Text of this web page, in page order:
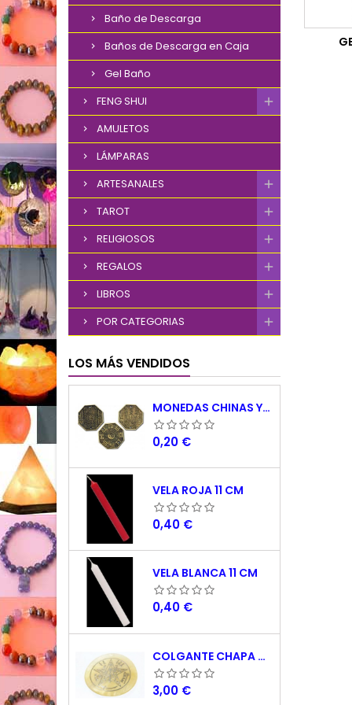
Baño de Descarga
Baños de Descarga en Caja
Gel Baño
FENG SHUI
AMULETOS
LÁMPARAS
ARTESANALES
TAROT
RELIGIOSOS
REGALOS
LIBROS
POR CATEGORIAS
LOS MÁS VENDIDOS
MONEDAS CHINAS YING YANG
Precio
0,20 €
VELA ROJA 11 CM
Precio
0,40 €
VELA BLANCA 11 CM
Precio
0,40 €
COLGANTE CHAPA NACAR TETRAGRAMATON 5 CM
Precio
3,00 €